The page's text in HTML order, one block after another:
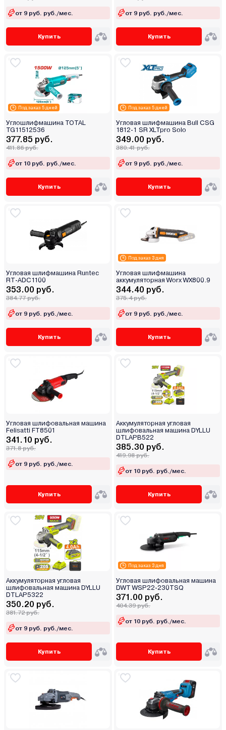
от 9 руб. руб./мес.
Купить
от 9 руб. руб./мес.
Купить
Под заказ 5 дней
Углошлифмашина TOTAL
TG11512536
377.85 руб.
411.86 руб.
от 10 руб. руб./мес.
Купить
Под заказ 5 дней
Угловая шлифмашина Bull CSG
1812-1 SR XLTpro Solo
349.00 руб.
380.41 руб.
от 9 руб. руб./мес.
Купить
Угловая шлифмашина Runtec
RT-ADC1100
353.00 руб.
384.77 руб.
от 9 руб. руб./мес.
Купить
Под заказ 3 дня
Угловая шлифмашина
аккумуляторная Worx WX800.9
344.40 руб.
375.4 руб.
от 9 руб. руб./мес.
Купить
Угловая шлифовальная машина
Felisatti FT8501
341.10 руб.
371.8 руб.
от 9 руб. руб./мес.
Купить
Аккумуляторная угловая
шлифовальная машина DYLLU
DTLAPB522
385.30 руб.
419.98 руб.
от 10 руб. руб./мес.
Купить
Аккумуляторная угловая
шлифовальная машина DYLLU
DTLAP5322
350.20 руб.
381.72 руб.
от 9 руб. руб./мес.
Купить
Под заказ 3 дня
Угловая шлифовальная машина
DWT WSP22-230TSQ
371.00 руб.
404.39 руб.
от 10 руб. руб./мес.
Купить